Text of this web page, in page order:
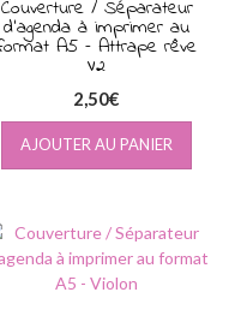
Couverture / Séparateur
d’agenda à imprimer au
A5 – Attrape rêve
V2
2,50€
AJOUTER AU PANIER